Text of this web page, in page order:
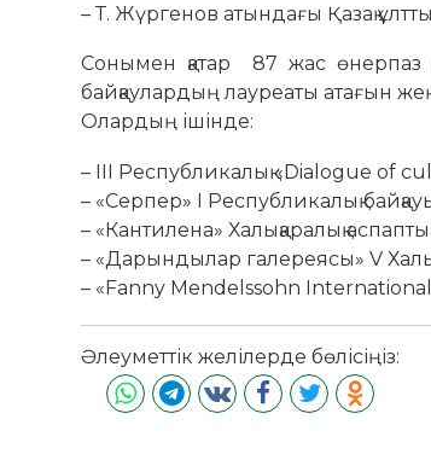
– Т. Жүргенов атындағы Қазақ
Сонымен қатар 87 жас өнерпаз
байқаулардың лауреаты атағын
Олардың ішінде:
– III Республикалық «Dialogue of
– «Серпер» I Республикалық
– «Кантилена» Халықаралық
– «Дарындылар галереясы» V
– «Fanny Mendelssohn International
Әлеуметтік желілерде бөлісіңіз: